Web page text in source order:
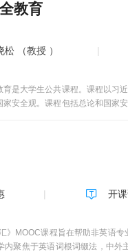
教育
松 （教授 ）
育是大学生公共课程。课程以习
家安全观。课程包括总论和国家
开
MOOC课程旨在帮助非英语专
内聚焦于英语词根词缀法，中